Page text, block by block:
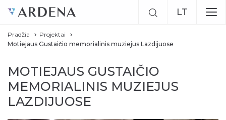
LT
Pradžia
Projektai
Motiejaus Gustaičio memorialinis muziejus Lazdijuose
MOTIEJAUS GUSTAIČIO
MEMORIALINIS MUZIEJUS
LAZDIJUOSE